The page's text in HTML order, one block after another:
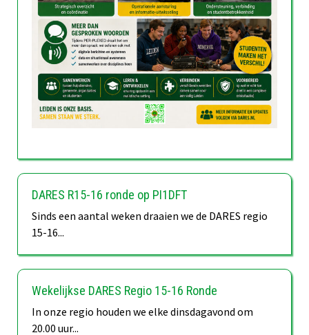
DARES R15-16 ronde op PI1DFT
Sinds een aantal weken draaien we de DARES regio
15-16...
Wekelijkse DARES Regio 15-16 Ronde
In onze regio houden we elke dinsdagavond om
20.00 uur...